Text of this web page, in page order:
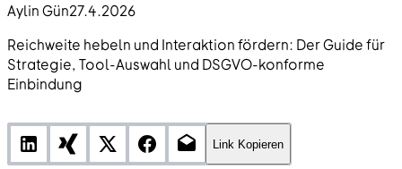
Aylin Gün27.4.2026
Reichweite hebeln und Interaktion fördern: Der Guide für
Strategie, Tool-Auswahl und DSGVO-konforme
Einbindung
Link Kopieren